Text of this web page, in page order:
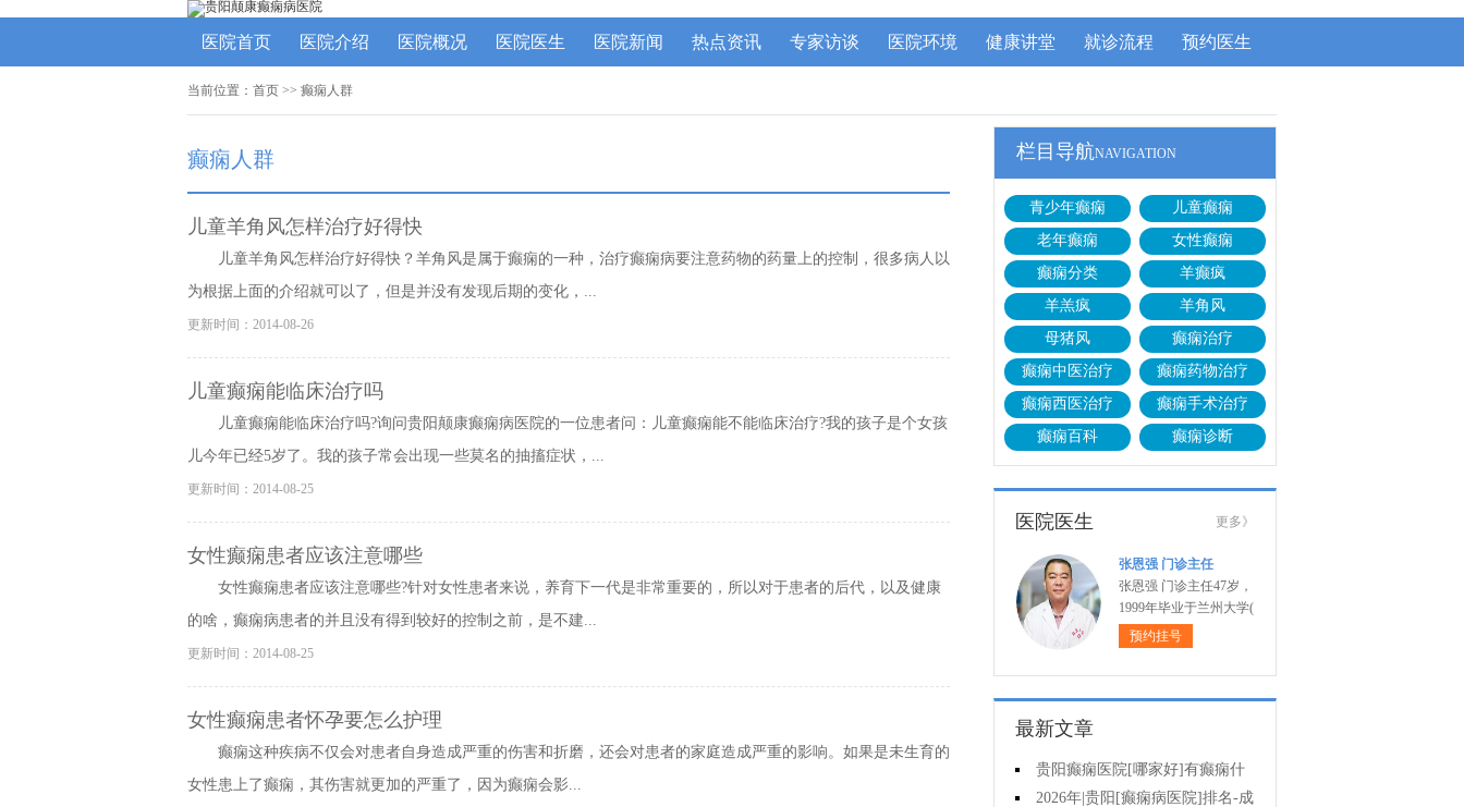
医院首页 医院介绍 医院概况 医院医生 医院新闻 热点资讯 专家访谈 医院环境 健康讲堂 就诊流程 预约医生
当前位置： 首页 >> 癫痫人群
癫痫人群
儿童羊角风怎样治疗好得快
儿童羊角风怎样治疗好得快？羊角风是属于癫痫的一种，治疗癫痫病要注意药物的药量上的控制，很多病人以
为根据上面的介绍就可以了，但是并没有发现后期的变化，...
更新时间：2014-08-26
儿童癫痫能临床治疗吗
儿童癫痫能临床治疗吗?询问贵阳颠康癫痫病医院的一位患者问：儿童癫痫能不能临床治疗?我的孩子是个女孩
儿今年已经5岁了。我的孩子常会出现一些莫名的抽搐症状，...
更新时间：2014-08-25
女性癫痫患者应该注意哪些
女性癫痫患者应该注意哪些?针对女性患者来说，养育下一代是非常重要的，所以对于患者的后代，以及健康
的啥，癫痫病患者的并且没有得到较好的控制之前，是不建...
更新时间：2014-08-25
女性癫痫患者怀孕要怎么护理
癫痫这种疾病不仅会对患者自身造成严重的伤害和折磨，还会对患者的家庭造成严重的影响。如果是未生育的
女性患上了癫痫，其伤害就更加的严重了，因为癫痫会影...
栏目导航NAVIGATION
青少年癫痫
儿童癫痫
老年癫痫
女性癫痫
癫痫分类
羊癫疯
羊羔疯
羊角风
母猪风
癫痫治疗
癫痫中医治疗
癫痫药物治疗
癫痫西医治疗
癫痫手术治疗
癫痫百科
癫痫诊断
医院医生 更多》
张恩强 门诊主任
张恩强 门诊主任47岁，
1999年毕业于兰州大学(
预约挂号
最新文章
贵阳癫痫医院[哪家好]有癫痫什
么不能吃什么药?
2026年|贵阳[癫痫病医院]排名-成